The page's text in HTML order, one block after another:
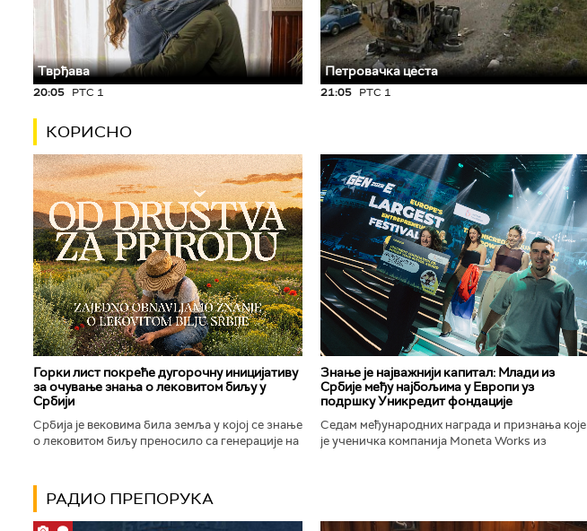
Тврђава
20:05 РТС 1
Петровачка цеста
21:05 РТС 1
КОРИСНО
Горки лист покреће дугорочну иницијативу
за очување знања о лековитом биљу у
Србији
Србија је вековима била земља у којој се знање
о лековитом биљу преносило са генерације на
Знање је најважнији капитал: Млади из
Србије међу најбољима у Европи уз
подршку Уникредит фондације
Седам међународних награда и признања које
је ученичка компанија Moneta Works из
РАДИО ПРЕПОРУКА